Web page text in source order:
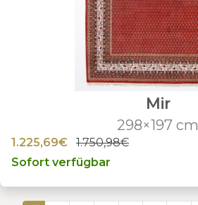
Mir
298×197 cm
1.225,69€
1.750,98€
Sofort verfügbar